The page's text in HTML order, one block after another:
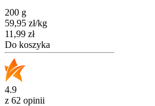
200 g
59,95 zł/kg
Cena
11,99 zł
Do koszyka
4.9
z 62 opinii